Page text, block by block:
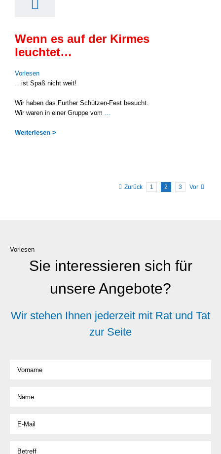
Wenn es auf der Kirmes
leuchtet…
Vor­le­sen
…ist Spaß nicht weit!
Wir haben das Fur­ther Schützen-Fest besucht.
Wir waren in einer Grup­pe vom …
Wei­ter­le­sen >
Zurück 1 2 3 Vor
Vorlesen
Sie interessieren sich für
unsere Angebote?
Wir stehen Ihnen jederzeit mit Rat und Tat
zur Seite